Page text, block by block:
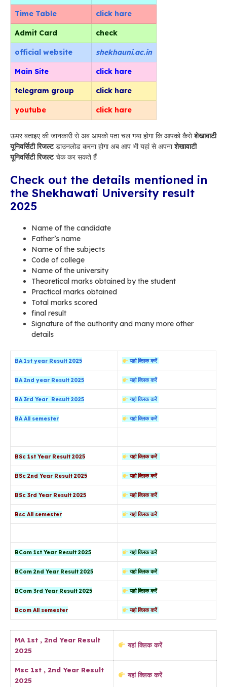
Time Table click hare
Admit Card check
official website shekhauni.ac.in
Main Site click hare
telegram group click hare
youtube click hare
ऊपर बताइए की जानकारी से अब आपको पता चल गया होगा कि आपको कैसेशेखावाटी
यूनिवर्सिटी रिजल्टडाउनलोड करना होगा अब आप भी यहां से अपनाशेखावाटी
यूनिवर्सिटी रिजल्टचेक कर सकते हैं
Check out the details mentioned in
the Shekhawati University result
2025
Name of the candidate
Father’s name
Name of the subjects
Code of college
Name of the university
Theoretical marks obtained by the student
Practical marks obtained
Total marks scored
final result
Signature of the authority and many more other
details
BA 1st year Result 2025 यहां क्लिक करें
BA 2nd year Result 2025 यहां क्लिक करें
BA 3rd Year Result 2025 यहां क्लिक करें
BA All semester यहां क्लिक करें
BSc 1st Year Result 2025 यहां क्लिक करें
BSc 2nd Year Result 2025 यहां क्लिक करें
BSc 3rd Year Result 2025 यहां क्लिक करें
Bsc All semester यहां क्लिक करें
BCom 1st Year Result 2025 यहां क्लिक करें
BCom 2nd Year Result 2025 यहां क्लिक करें
BCom 3rd Year Result 2025 यहां क्लिक करें
Bcom All semester यहां क्लिक करें
MA 1st , 2nd Year Result
2025
यहां क्लिक करें
Msc 1st , 2nd Year Result
2025
यहां क्लिक करें